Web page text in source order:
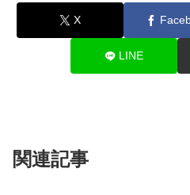
X
LINE
関連記事